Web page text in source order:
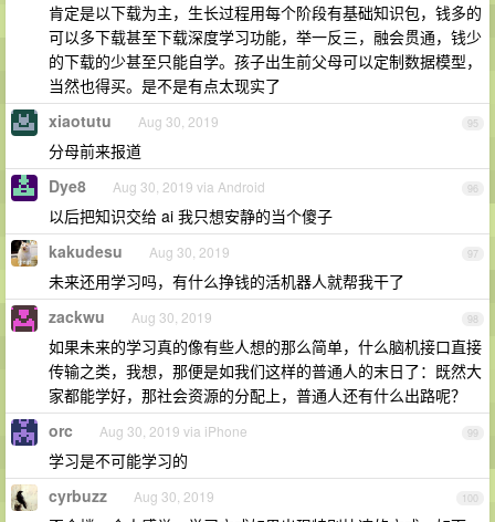
肯定是以下载为主，生长过程用每个阶段有基础知识包，钱多的
可以多下载甚至下载深度学习功能，举一反三，融会贯通，钱少
的下载的少甚至只能自学。孩子出生前父母可以定制数据模型，
当然也得买。是不是有点太现实了
95
xiaotutu Aug 30, 2019
分母前来报道
96
Dye8 Aug 30, 2019 via Android
以后把知识交给 ai 我只想安静的当个傻子
97
kakudesu Aug 30, 2019
未来还用学习吗，有什么挣钱的活机器人就帮我干了
98
zackwu Aug 30, 2019
如果未来的学习真的像有些人想的那么简单，什么脑机接口直接
传输之类，我想，那便是如我们这样的普通人的末日了：既然大
家都能学好，那社会资源的分配上，普通人还有什么出路呢？
99
orc Aug 30, 2019 via iPhone
学习是不可能学习的
100
cyrbuzz Aug 30, 2019